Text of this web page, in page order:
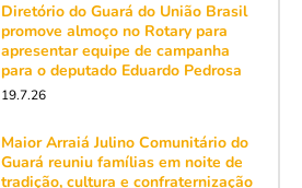
Diretório do Guará do União Brasil
promove almoço no Rotary para
apresentar equipe de campanha
para o deputado Eduardo Pedrosa
19.7.26
Maior Arraiá Julino Comunitário do
Guará reuniu famílias em noite de
tradição, cultura e confraternização